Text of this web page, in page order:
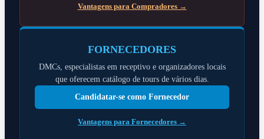
Vantagens para Compradores →
FORNECEDORES
DMCs, especialistas em receptivo e organizadores locais
que oferecem catálogo de tours de vários dias.
Candidatar-se como Fornecedor
Vantagens para Fornecedores →